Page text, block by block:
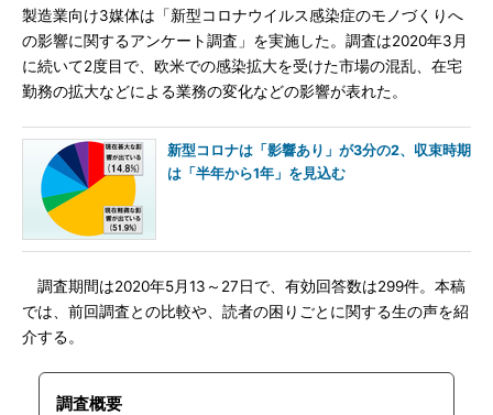
製造業向け3媒体は「新型コロナウイルス感染症のモノづくりへ
の影響に関するアンケート調査」を実施した。調査は2020年3月
に続いて2度目で、欧米での感染拡大を受けた市場の混乱、在宅
勤務の拡大などによる業務の変化などの影響が表れた。
新型コロナは「影響あり」が3分の2、収束時期
は「半年から1年」を見込む
調査期間は2020年5月13～27日で、有効回答数は299件。本稿
では、前回調査との比較や、読者の困りごとに関する生の声を紹
介する。
調査概要